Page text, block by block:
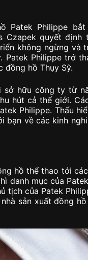
Patek Philippe
Czapek quyết định
không ngừng và
Patek Philippe trở
đồng hồ Thụy Sỹ.
hữu công ty từ
hút cả thế giới.
Philippe. Thấu
bạn về các kinh
hồ thể thao tới
danh mục của
tịch của Patek
sản xuất đồng